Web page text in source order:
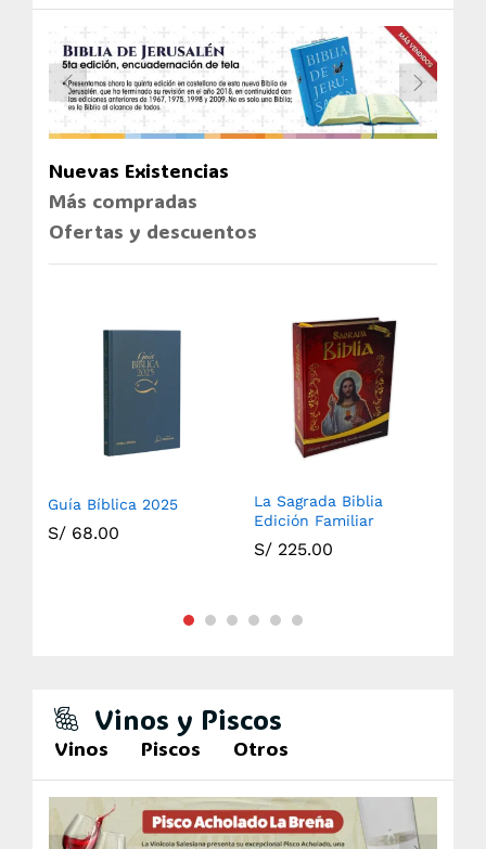
Nuevas Existencias
Más compradas
Ofertas y descuentos
Guía Bíblica 2025
S/ 68.00
La Sagrada Biblia
Edición Familiar
S/ 225.00
Vinos y Piscos
Vinos Piscos Otros